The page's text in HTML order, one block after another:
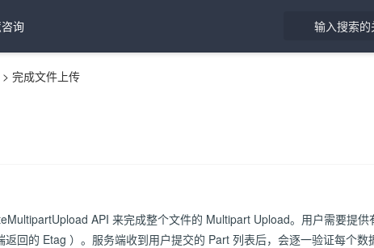
询
> 完成文件上传
API 来完成整个文件的 Multipart Upload。用户需要提供
回的 Etag ）。服务端收到用户提交的 Part 列表后，会逐一验证每个数